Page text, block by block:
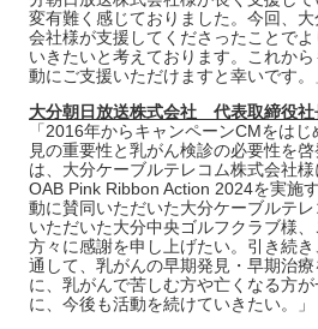
変有難く感じておりました。今回、
会社様が支援してくださったことで
いきたいと考えております。これか
動にご支援いただけますと幸いです。
大分朝日放送株式会社 代表取締役
「2016年からキャンペーンCMをは
見の重要性と乳がん検診の必要性を
は、大分ケーブルテレコム株式会社様
OAB Pink Ribbon Action 2024を実施
動に賛同いただいた大分ケーブルテ
いただいた大分中央ゴルフクラブ様
方々に感謝を申し上げたい。引き続
通して、乳がんの早期発見・早期治
に、乳がんで苦しむ方や亡くなる方
に、今後も活動を続けていきたい。」